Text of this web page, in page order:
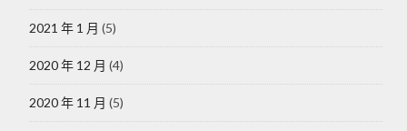
2021 年 1 月 (5)
2020 年 12 月 (4)
2020 年 11 月 (5)